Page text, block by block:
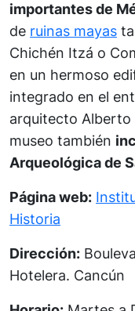
importantes de
de ruinas mayas
Chichén Itzá o
en un hermoso
integrado en el
arquitecto Alberto
museo también
Arqueológica de
Página web:
Historia
Dirección:
Hotelera. Cancún